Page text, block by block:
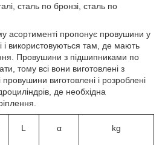
сталь по бронзі, сталь по
асортименті пропонує провушини у
і використовуються там, де мають
Провушини з підшипниками по
тому всі вони виготовлені з
виготовлені і розроблені
де необхідна
L α kg